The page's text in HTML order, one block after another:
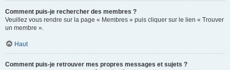
Comment puis-je rechercher des membres ?
Veuillez vous rendre sur la page « Membres » puis cliquer sur le lien « Trouver
un membre ».
Haut
Comment puis-je retrouver mes propres messages et sujets ?